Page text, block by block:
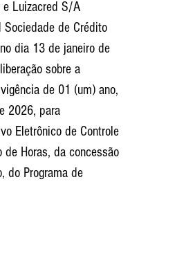
e Luizacred S/A
Sociedade de Crédito
dia 13 de janeiro de
sobre a
de 01 (um) ano,
2026, para
Eletrônico de Controle
de Horas, da concessão
do Programa de